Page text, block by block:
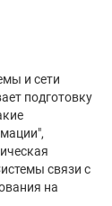
и сети
подготовку
связи с
на